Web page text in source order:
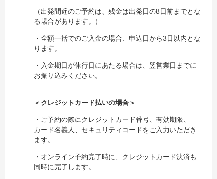
（出発間近のご予約は、残金は出発日の8日前までとな
る場合があります。）
・全額一括でのご入金の場合、申込日から3日以内とな
ります。
・入金期日が休行日にあたる場合は、翌営業日までに
お振り込みください。
＜クレジットカード払いの場合＞
・ご予約の際にクレジットカード番号、有効期限、
カード名義人、セキュリティコードをご入力いただき
ます。
・オンライン予約完了時に、クレジットカード決済も
同時に完了します。